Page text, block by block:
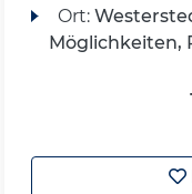
Ort:
Möglichkeiten,